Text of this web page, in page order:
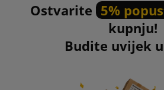
Ostvarite 5%
kupnju!
Budite uvijek